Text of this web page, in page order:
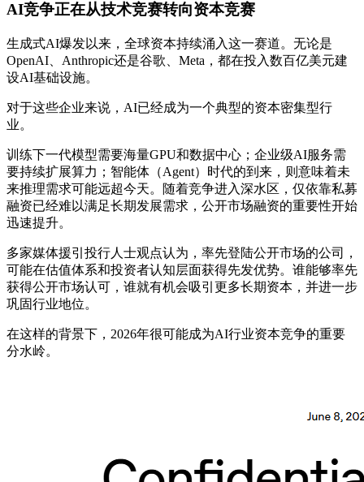
AI竞争正在从技术竞赛转向资本竞赛
生成式AI爆发以来，全球资本持续涌入这一赛道。无论是
OpenAI、Anthropic还是谷歌、Meta，都在投入数百亿美元建
设AI基础设施。
对于这些企业来说，AI已经成为一个典型的资本密集型行
业。
训练下一代模型需要海量GPU和数据中心；企业级AI服务需
要持续扩展算力；智能体（Agent）时代的到来，则意味着未
来推理需求可能远超今天。随着竞争进入深水区，仅依靠私募
融资已经难以满足长期发展需求，公开市场融资的重要性开始
迅速提升。
多家媒体援引投行人士观点认为，率先登陆公开市场的公司，
可能在估值体系和投资者认知层面获得先发优势。谁能够率先
获得公开市场认可，谁就有机会吸引更多长期资本，并进一步
巩固行业地位。
在这样的背景下，2026年很可能成为AI行业资本竞争的重要
分水岭。